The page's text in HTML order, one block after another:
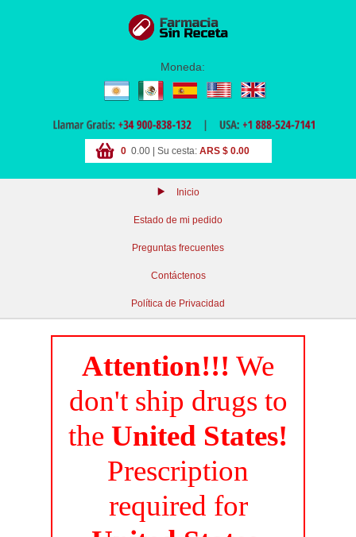
Moneda:
0 0.00 | Su cesta: ARS $ 0.00
Inicio
Estado de mi pedido
Preguntas frecuentes
Contáctenos
Política de Privacidad
Attention!!! We
don't ship drugs to
the United States!
Prescription
required for